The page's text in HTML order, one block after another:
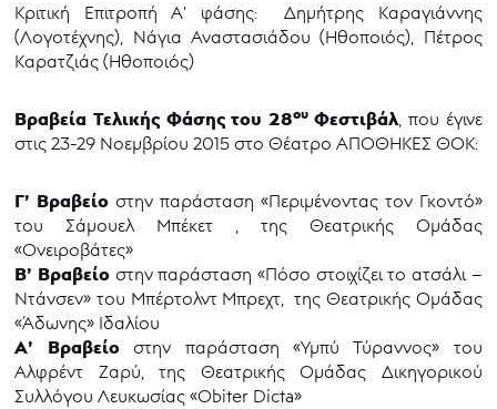
Κριτική Επιτροπή Α’ φάσης: Δημήτρης Καραγιάννης
(Λογοτέχνης), Νάγια Αναστασιάδου (Ηθοποιός), Πέτρος
Καρατζιάς (Ηθοποιός)
Βραβεία Τελικής Φάσης του 28ουΦεστιβάλ, που έγινε
στις 23-29 Νοεμβρίου 2015 στο Θέατρο ΑΠΟΘΗΚΕΣ ΘΟΚ:
Γ’ Βραβείο στην παράσταση «Περιμένοντας τον Γκοντό»
του Σάμουελ Μπέκετ , της Θεατρικής Ομάδας
«Ονειροβάτες»
Β’ Βραβείο στην παράσταση «Πόσο στοιχίζει το ατσάλι –
Ντάνσεν» του Μπέρτολντ Μπρεχτ, της Θεατρικής Ομάδας
«Άδωνης» Ιδαλίου
Α’ Βραβείοστην παράσταση «Υμπύ Τύραννος» του
Αλφρέντ Ζαρύ, της Θεατρικής Ομάδας Δικηγορικού
Συλλόγου Λευκωσίας «Obiter Dicta»